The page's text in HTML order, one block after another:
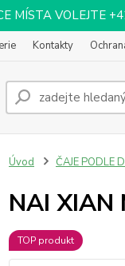
MÍSTA VOLEJTE
Kontakty
Úvod ČAJE PODLE
NAI XIAN
TOP produkt